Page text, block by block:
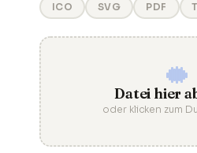
ICO
SVG PDF
Datei hier
oder klicken zum